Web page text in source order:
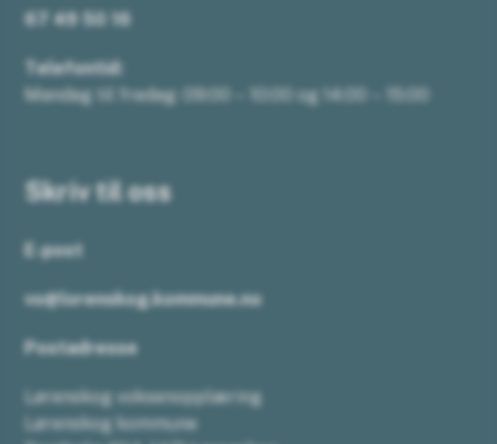
67 49 50 16
Telefontid:
Mandag til fredag: 09:00 – 10:00 og 14:00 – 15:00
Skriv til oss
E-post
vo@lorenskog.kommune.no
Postadresse
Lørenskog voksenopplæring
Lørenskog kommune